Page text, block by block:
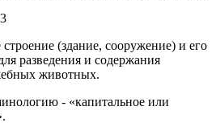
(здание, сооружение) и его
разведения и содержания
животных.
- «капитальное или